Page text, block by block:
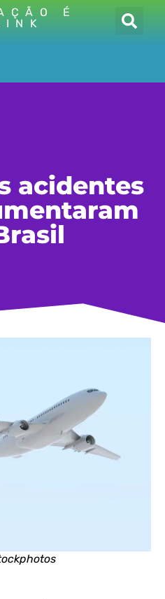
É
acidentes